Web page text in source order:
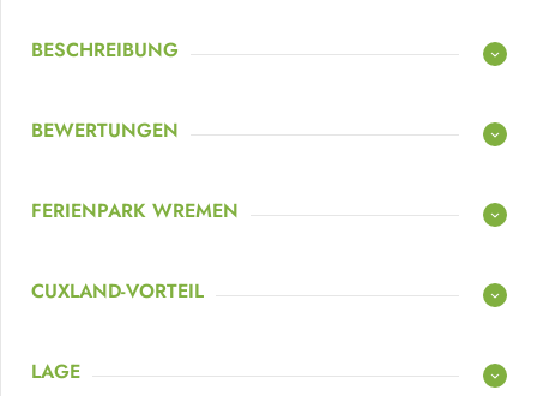
BESCHREIBUNG
BEWERTUNGEN
FERIENPARK WREMEN
CUXLAND-VORTEIL
LAGE